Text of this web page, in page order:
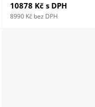
10878 Kč s DPH
8990 Kč bez DPH